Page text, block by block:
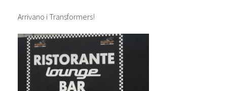
Arrivano i Transformers!